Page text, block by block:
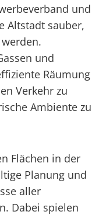
und
Altstadt sauber,
und
Räumung
Verkehr zu
Ambiente zu
Flächen in der
Planung und
aller
Dabei spielen